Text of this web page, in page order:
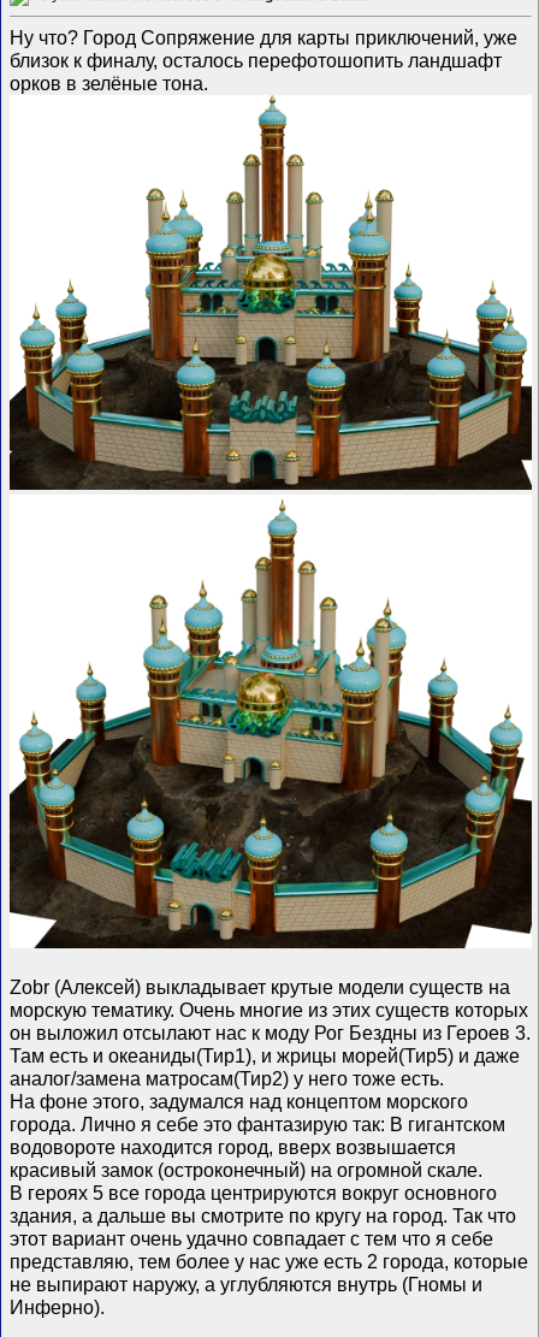
Ну что? Город Сопряжение для карты приключений, уже
близок к финалу, осталось перефотошопить ландшафт
орков в зелёные тона.
Zobr (Алексей) выкладывает крутые модели существ на
морскую тематику. Очень многие из этих существ которых
он выложил отсылают нас к моду Рог Бездны из Героев 3.
Там есть и океаниды(Тир1), и жрицы морей(Тир5) и даже
аналог/замена матросам(Тир2) у него тоже есть.
На фоне этого, задумался над концептом морского
города. Лично я себе это фантазирую так: В гигантском
водовороте находится город, вверх возвышается
красивый замок (остроконечный) на огромной скале.
В героях 5 все города центрируются вокруг основного
здания, а дальше вы смотрите по кругу на город. Так что
этот вариант очень удачно совпадает с тем что я себе
представляю, тем более у нас уже есть 2 города, которые
не выпирают наружу, а углубляются внутрь (Гномы и
Инферно).